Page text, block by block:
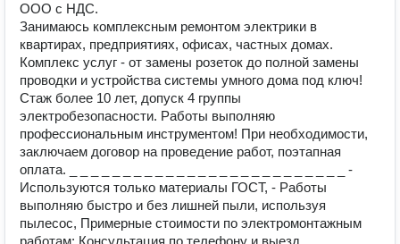
ООО с НДС.
Занимаюсь комплексным ремонтом электрики в
квартирах, предприятиях, офисах, частных домах.
Комплекс услуг - от замены розеток до полной замены
проводки и устройства системы умного дома под ключ!
Стаж более 10 лет, допуск 4 группы
электробезопасности. Работы выполняю
профессиональным инструментом! При необходимости,
заключаем договор на проведение работ, поэтапная
оплата. _ _ _ _ _ _ _ _ _ _ _ _ _ _ _ _ _ _ _ _ _ _ _ _ _ _ -
Используются только материалы ГОСТ, - Работы
выполняю быстро и без лишней пыли, используя
пылесос, Примерные стоимости по электромонтажным
работам: Консультация по телефону и выезд